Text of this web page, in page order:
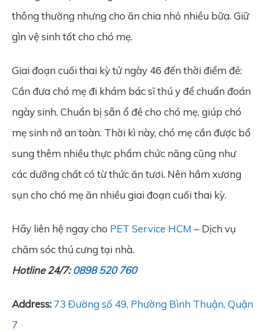
thông thường nhưng cho ăn chia nhỏ nhiều bữa. Giữ
gìn vệ sinh tốt cho chó mẹ.
Giai đoạn cuối thai kỳ tử ngày 46 đến thời điểm đẻ:
Cần đưa chó mẹ đi khám bác sĩ thú y để chuẩn đoán
ngày sinh. Chuẩn bị sẵn ổ đẻ cho chó mẹ, giúp chó
mẹ sinh nở an toàn. Thời kì này, chó mẹ cần được bổ
sung thêm nhiều thực phẩm chức năng cũng như
các dưỡng chất có từ thức ăn tươi. Nên hầm xương
sụn cho chó mẹ ăn nhiều giai đoạn cuối thai kỳ.
Hãy liên hệ ngay cho PET Service HCM – Dịch vụ
chăm sóc thú cưng tại nhà.
Hotline 24/7:0898 520 760
Address: 73 Đường số 49, Phường Bình Thuận, Quận
7